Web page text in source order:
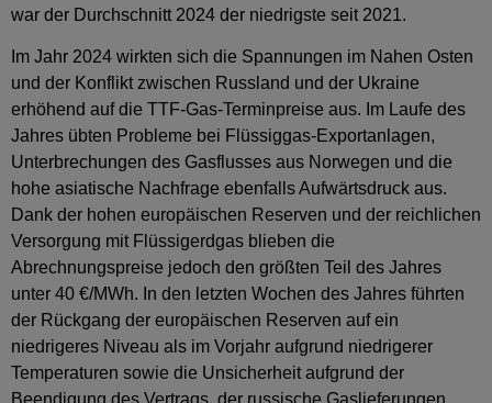
war der Durchschnitt 2024 der niedrigste seit 2021.
Im Jahr 2024 wirkten sich die Spannungen im Nahen Osten
und der Konflikt zwischen Russland und der Ukraine
erhöhend auf die TTF-Gas-Terminpreise aus. Im Laufe des
Jahres übten Probleme bei Flüssiggas-Exportanlagen,
Unterbrechungen des Gasflusses aus Norwegen und die
hohe asiatische Nachfrage ebenfalls Aufwärtsdruck aus.
Dank der hohen europäischen Reserven und der reichlichen
Versorgung mit Flüssigerdgas blieben die
Abrechnungspreise jedoch den größten Teil des Jahres
unter 40 €/MWh. In den letzten Wochen des Jahres führten
der Rückgang der europäischen Reserven auf ein
niedrigeres Niveau als im Vorjahr aufgrund niedrigerer
Temperaturen sowie die Unsicherheit aufgrund der